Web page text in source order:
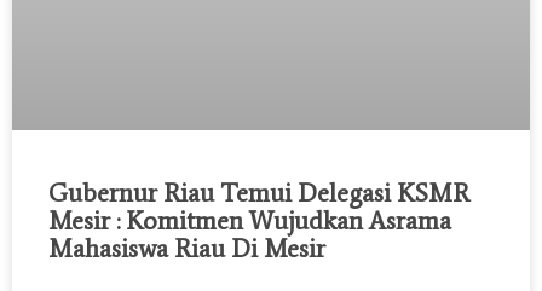
Gubernur Riau Temui Delegasi KSMR
Mesir : Komitmen Wujudkan Asrama
Mahasiswa Riau Di Mesir